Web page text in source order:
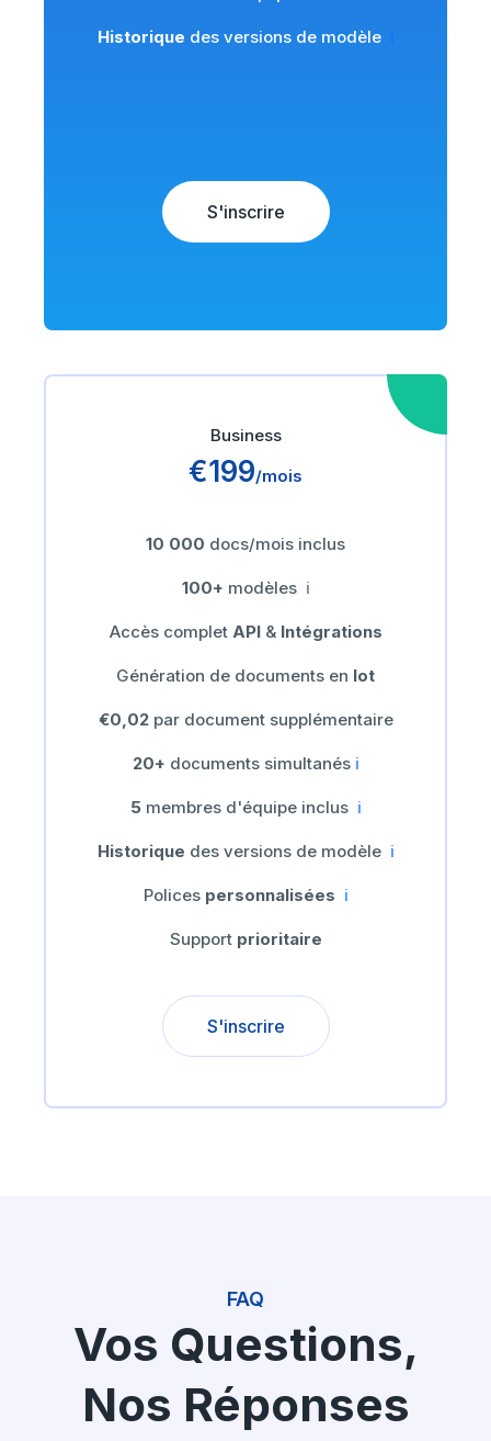
Historique des versions de modèle
S'inscrire
Business
€199/mois
10 000 docs/mois inclus
100+ modèles ℹ️
Accès complet API& Intégrations
Génération de documents en lot
€0,02par document supplémentaire
20+ documents simultanés ℹ️
5membres d'équipe inclus ℹ️
Historique des versions de modèle ℹ️
Polices personnalisées ℹ️
Support prioritaire
S'inscrire
FAQ
Vos Questions,
Nos Réponses